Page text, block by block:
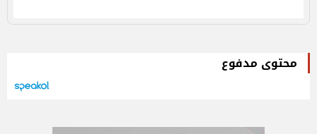
محتوى مدفوع